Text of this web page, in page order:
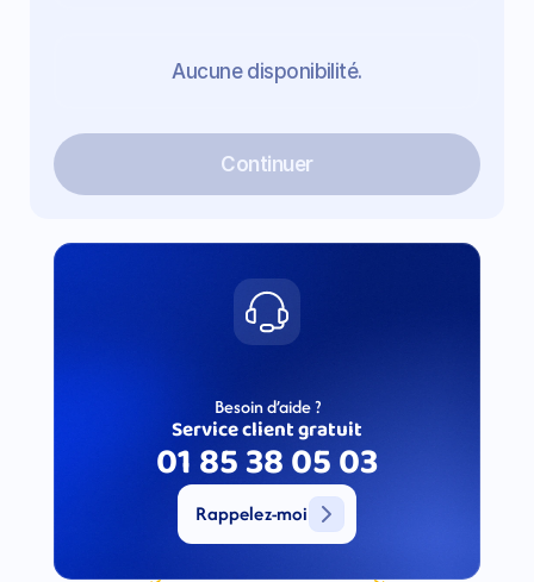
Aucune disponibilité.
Continuer
Besoin d’aide ?
Service client gratuit
01 85 38 05 03
Rappelez-moi